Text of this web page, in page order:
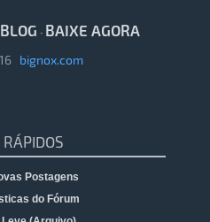
BLOG · BAIXE AGORA
bignox.com
Postagens
do Fórum